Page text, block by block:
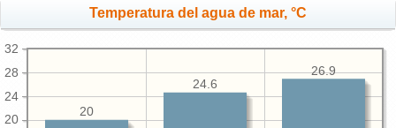
Temperatura del agua de mar, °C
20
24
28
32
26.9
24.6
20